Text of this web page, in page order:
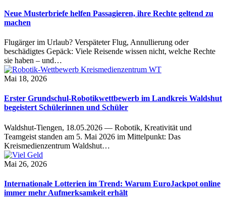
Neue Musterbriefe helfen Passagieren, ihre Rechte geltend zu
machen
Flugärger im Urlaub? Verspäteter Flug, Annullierung oder
beschädigtes Gepäck: Viele Reisende wissen nicht, welche Rechte
sie haben – und…
Mai 18, 2026
Erster Grundschul-Robotikwettbewerb im Landkreis Waldshut
begeistert Schülerinnen und Schüler
Waldshut-Tiengen, 18.05.2026 — Robotik, Kreativität und
Teamgeist standen am 5. Mai 2026 im Mittelpunkt: Das
Kreismedienzentrum Waldshut…
Mai 26, 2026
Internationale Lotterien im Trend: Warum EuroJackpot online
immer mehr Aufmerksamkeit erhält